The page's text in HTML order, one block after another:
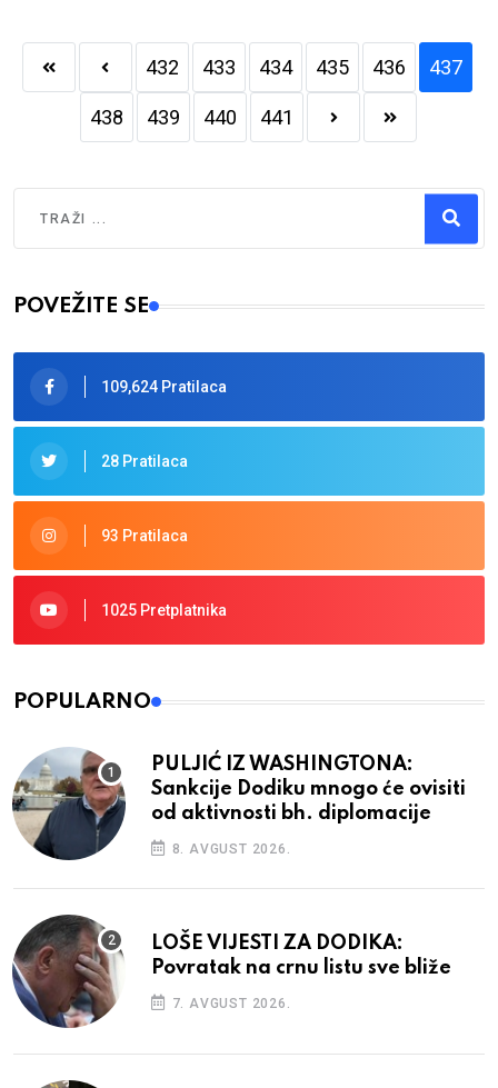
432 433 434 435 436 437
438 439 440 441
Type 2 or more characters for results.
POVEŽITE SE
109,624 Pratilaca
28 Pratilaca
93 Pratilaca
1025 Pretplatnika
POPULARNO
PULJIĆ IZ WASHINGTONA:
Sankcije Dodiku mnogo će ovisiti
od aktivnosti bh. diplomacije
8. AVGUST 2026.
LOŠE VIJESTI ZA DODIKA:
Povratak na crnu listu sve bliže
7. AVGUST 2026.